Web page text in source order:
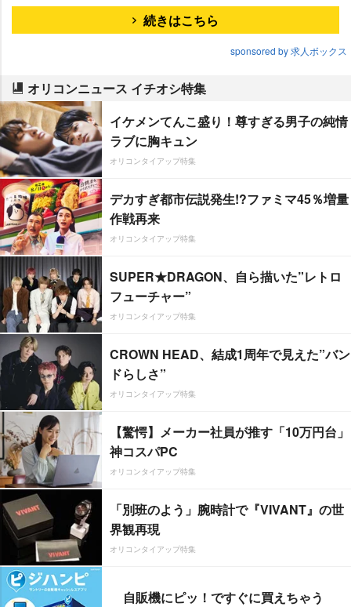
続きはこちら
sponsored by 求人ボックス
オリコンニュース イチオシ特集
イケメンてんこ盛り！尊すぎる男子の純情
ラブに胸キュン
オリコンタイアップ特集
デカすぎ都市伝説発生!?ファミマ45％増量
作戦再来
オリコンタイアップ特集
SUPER★DRAGON、自ら描いた”レトロ
フューチャー”
オリコンタイアップ特集
CROWN HEAD、結成1周年で見えた”バン
ドらしさ”
オリコンタイアップ特集
【驚愕】メーカー社員が推す「10万円台」
神コスパPC
オリコンタイアップ特集
「別班のよう」腕時計で『VIVANT』の世
界観再現
オリコンタイアップ特集
自販機にピッ！ですぐに買えちゃう